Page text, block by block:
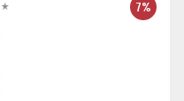
7%